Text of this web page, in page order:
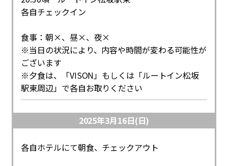
各自チェックイン
食事：朝×、昼×、夜×
※当日の状況により、内容や時間が変わる可能性が
ございます
※夕食は、「VISON」もしくは「ルートイン松坂
駅東周辺」で各自お取りください
2025年3月16日(日)
各自ホテルにて朝食、チェックアウト